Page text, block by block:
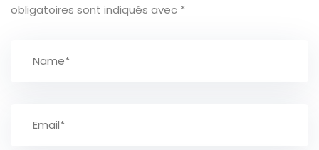
obligatoires sont indiqués avec *